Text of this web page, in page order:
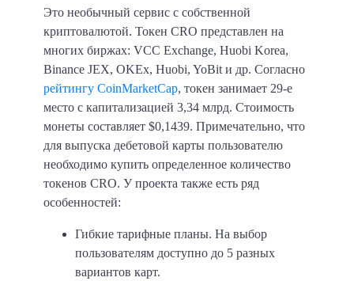
Это необычный сервис с собственной
криптовалютой. Токен CRO представлен на
многих биржах: VCC Exchange, Huobi Korea,
Binance JEX, OKEx, Huobi, YoBit и др. Согласно
рейтингу CoinMarketCap, токен занимает 29-е
место с капитализацией 3,34 млрд. Стоимость
монеты составляет $0,1439. Примечательно, что
для выпуска дебетовой карты пользователю
необходимо купить определенное количество
токенов CRO. У проекта также есть ряд
особенностей:
Гибкие тарифные планы. На выбор
пользователям доступно до 5 разных
вариантов карт.